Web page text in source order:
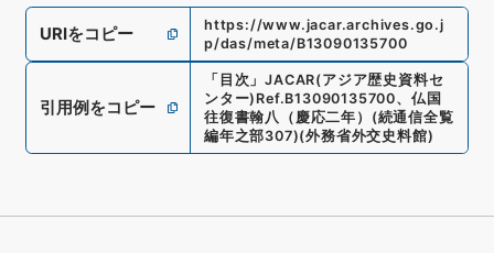
URIをコピー
https://www.jacar.archives.go.j
p/das/meta/B13090135700
引用例をコピー
「 目次 」JACAR(アジア歴史資料セ
ンター) Ref.B13090135700、 仏国
往復書翰八（慶応二年） (続通信全覧
編年之部307)(外務省外交史料館)